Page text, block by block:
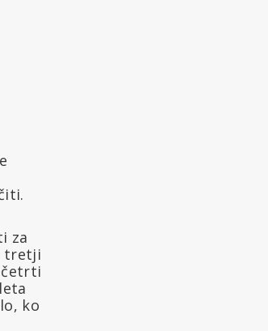
za
tretji
četrti
ko